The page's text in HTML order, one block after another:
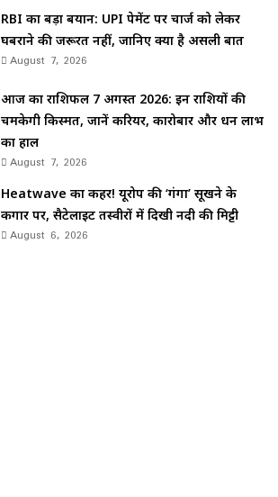
RBI का बड़ा बयान: UPI पेमेंट पर चार्ज को लेकर
घबराने की जरूरत नहीं, जानिए क्या है असली बात
August 7, 2026
आज का राशिफल 7 अगस्त 2026: इन राशियों की
चमकेगी किस्मत, जानें करियर, कारोबार और धन लाभ
का हाल
August 7, 2026
Heatwave का कहर! यूरोप की ‘गंगा’ सूखने के
कगार पर, सैटेलाइट तस्वीरों में दिखी नदी की मिट्टी
August 6, 2026